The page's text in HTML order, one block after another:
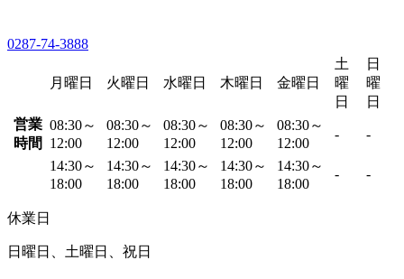
0287-74-3888
月曜日 火曜日 水曜日 木曜日 金曜日
土
曜
日
日
曜
日
営業
時間
08:30～
12:00
08:30～
12:00
08:30～
12:00
08:30～
12:00
08:30～
12:00
- -
14:30～
18:00
14:30～
18:00
14:30～
18:00
14:30～
18:00
14:30～
18:00
- -
休業日
日曜日、土曜日、祝日